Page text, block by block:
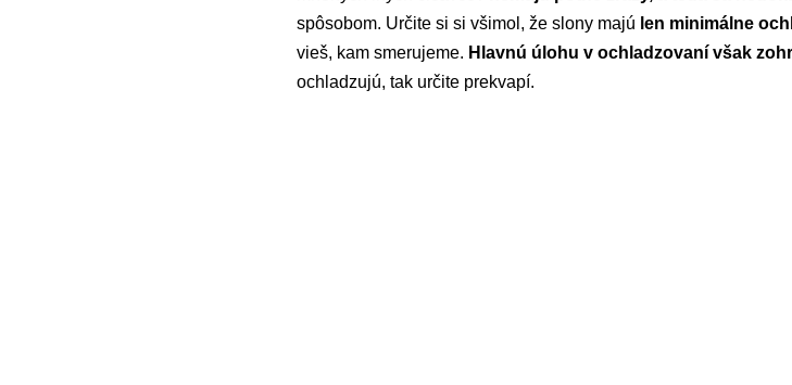
spôsobom. Určite si si všimol, že slony majú len minimálne
vieš, kam smerujeme. Hlavnú úlohu v ochladzovaní však
ochladzujú, tak určite prekvapí.